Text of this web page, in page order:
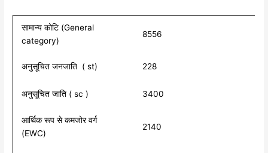
सामान्य कोटि (General
category)
8556
अनुसूचित जनजाति ( st) 228
अनुसूचित जाति ( sc ) 3400
आर्थिक रूप से कमजोर वर्ग
(EWC)
2140